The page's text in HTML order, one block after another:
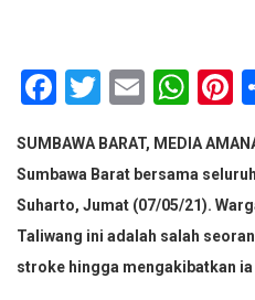
Facebook
Twitter
Email
SUMBAWA BARAT, MEDIA
Sumbawa Barat bersama
Suharto, Jumat (07/05/21).
Taliwang ini adalah salah
stroke hingga mengakibatkan ia